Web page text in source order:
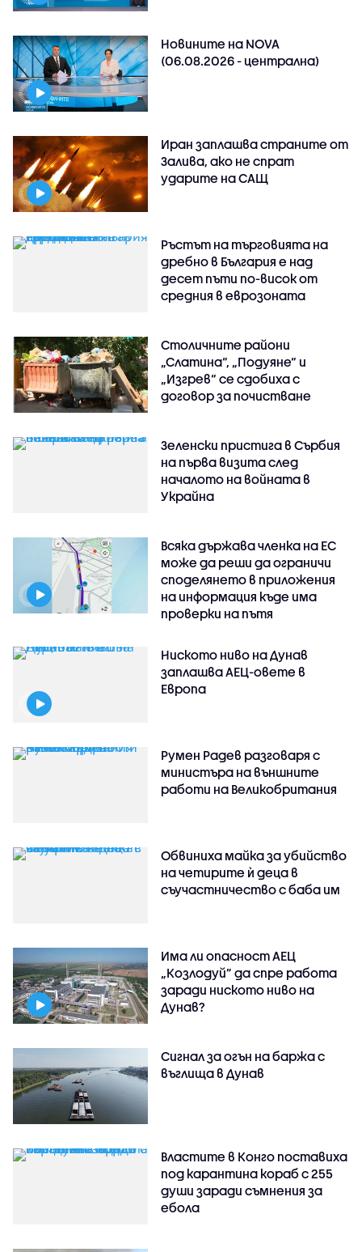
Новините на NOVA
(06.08.2026 - централна)
Иран заплашва страните от
Залива, ако не спрат
ударите на САЩ
Ръстът на търговията на
дребно в България е над
десет пъти по-висок от
средния в еврозоната
Столичните райони
„Слатина“, „Подуяне“ и
„Изгрев“ се сдобиха с
договор за почистване
Зеленски пристига в Сърбия
на първа визита след
началото на войната в
Украйна
Всяка държава членка на ЕС
може да реши да ограничи
споделянето в приложения
на информация къде има
проверки на пътя
Ниското ниво на Дунав
заплашва АЕЦ-овете в
Европа
Румен Радев разговаря с
министъра на външните
работи на Великобритания
Обвиниха майка за убийство
на четирите ѝ деца в
съучастничество с баба им
Има ли опасност АЕЦ
„Козлодуй” да спре работа
заради ниското ниво на
Дунав?
Сигнал за огън на баржа с
въглища в Дунав
Властите в Конго поставиха
под карантина кораб с 255
души заради съмнения за
ебола